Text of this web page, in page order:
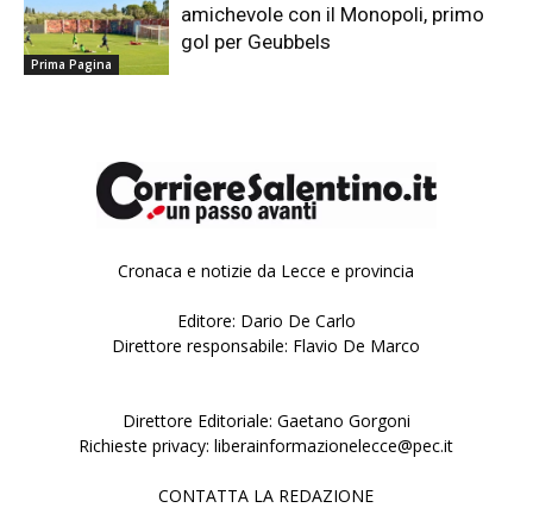
Prima Pagina
amichevole con il Monopoli, primo
gol per Geubbels
Cronaca e notizie da Lecce e provincia
Editore: Dario De Carlo
Direttore responsabile: Flavio De Marco
Direttore Editoriale: Gaetano Gorgoni
Richieste privacy: liberainformazionelecce@pec.it
CONTATTA LA REDAZIONE